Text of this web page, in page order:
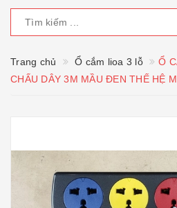
Trang chủ Ổ cắm lioa 3 lỗ
Ổ
CHẤU DÂY 3M MẦU ĐEN THẾ HỆ